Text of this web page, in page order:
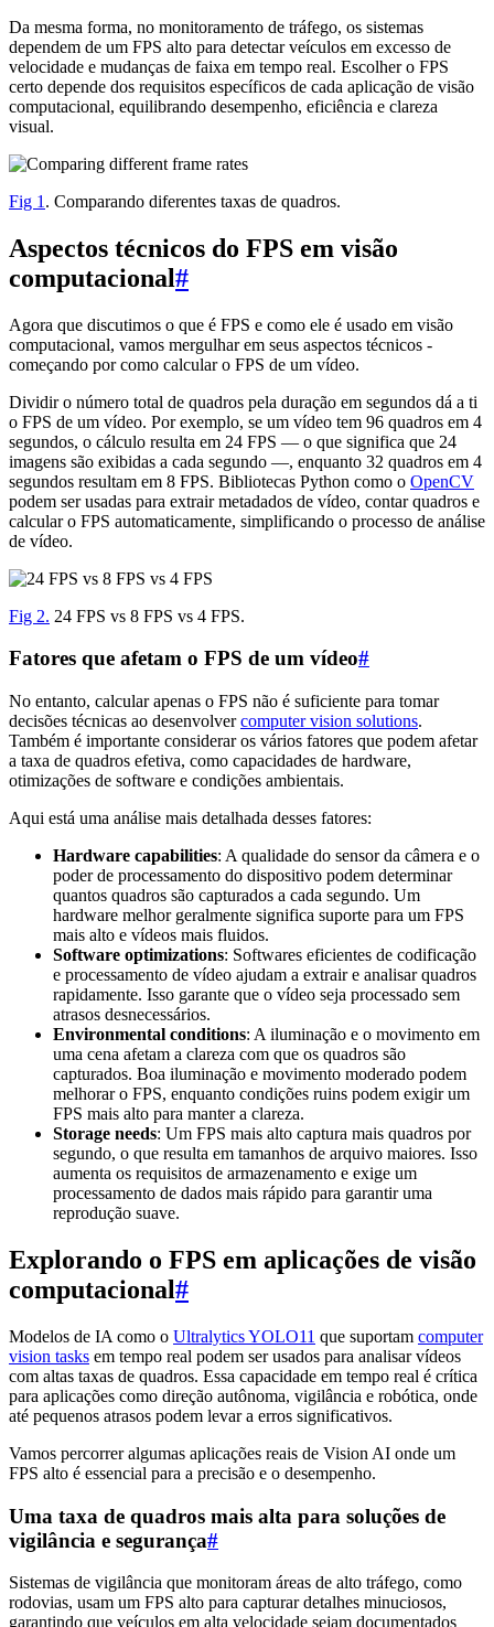
Da mesma forma, no monitoramento de tráfego, os sistemas
dependem de um FPS alto para detectar veículos em excesso de
velocidade e mudanças de faixa em tempo real. Escolher o FPS
certo depende dos requisitos específicos de cada aplicação de visão
computacional, equilibrando desempenho, eficiência e clareza
visual.
Fig 1 . Comparando diferentes taxas de quadros.
Aspectos técnicos do FPS em visão
computacional#
Agora que discutimos o que é FPS e como ele é usado em visão
computacional, vamos mergulhar em seus aspectos técnicos -
começando por como calcular o FPS de um vídeo.
Dividir o número total de quadros pela duração em segundos dá a ti
o FPS de um vídeo. Por exemplo, se um vídeo tem 96 quadros em 4
segundos, o cálculo resulta em 24 FPS — o que significa que 24
imagens são exibidas a cada segundo —, enquanto 32 quadros em 4
segundos resultam em 8 FPS. Bibliotecas Python como o OpenCV
podem ser usadas para extrair metadados de vídeo, contar quadros e
calcular o FPS automaticamente, simplificando o processo de análise
de vídeo.
Fig 2. 24 FPS vs 8 FPS vs 4 FPS.
Fatores que afetam o FPS de um vídeo#
No entanto, calcular apenas o FPS não é suficiente para tomar
decisões técnicas ao desenvolvercomputer vision solutions.
Também é importante considerar os vários fatores que podem afetar
a taxa de quadros efetiva, como capacidades de hardware,
otimizações de software e condições ambientais.
Aqui está uma análise mais detalhada desses fatores:
Hardware capabilities: A qualidade do sensor da câmera e o
poder de processamento do dispositivo podem determinar
quantos quadros são capturados a cada segundo. Um
hardware melhor geralmente significa suporte para um FPS
mais alto e vídeos mais fluidos.
Software optimizations: Softwares eficientes de codificação
e processamento de vídeo ajudam a extrair e analisar quadros
rapidamente. Isso garante que o vídeo seja processado sem
atrasos desnecessários.
Environmental conditions: A iluminação e o movimento em
uma cena afetam a clareza com que os quadros são
capturados. Boa iluminação e movimento moderado podem
melhorar o FPS, enquanto condições ruins podem exigir um
FPS mais alto para manter a clareza.
Storage needs: Um FPS mais alto captura mais quadros por
segundo, o que resulta em tamanhos de arquivo maiores. Isso
aumenta os requisitos de armazenamento e exige um
processamento de dados mais rápido para garantir uma
reprodução suave.
Explorando o FPS em aplicações de visão
computacional#
Modelos de IA como o Ultralytics YOLO11 que suportam computer
vision tasks em tempo real podem ser usados para analisar vídeos
com altas taxas de quadros. Essa capacidade em tempo real é crítica
para aplicações como direção autônoma, vigilância e robótica, onde
até pequenos atrasos podem levar a erros significativos.
Vamos percorrer algumas aplicações reais de Vision AI onde um
FPS alto é essencial para a precisão e o desempenho.
Uma taxa de quadros mais alta para soluções de
vigilância e segurança#
Sistemas de vigilância que monitoram áreas de alto tráfego, como
rodovias, usam um FPS alto para capturar detalhes minuciosos,
garantindo que veículos em alta velocidade sejam documentados